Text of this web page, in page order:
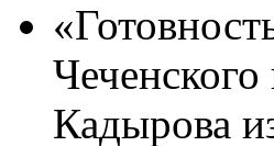
Кадырова